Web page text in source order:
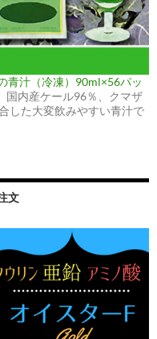
青汁（冷凍）90ml×56パッ
国内産ケール96％、クマザ
した大変飲みやすい青汁で
文